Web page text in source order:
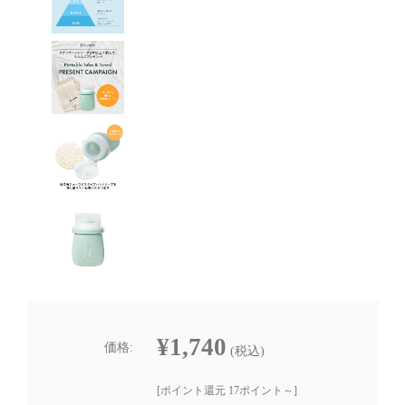
価格: ¥1,740 (税込)
[ポイント還元 17ポイント～]